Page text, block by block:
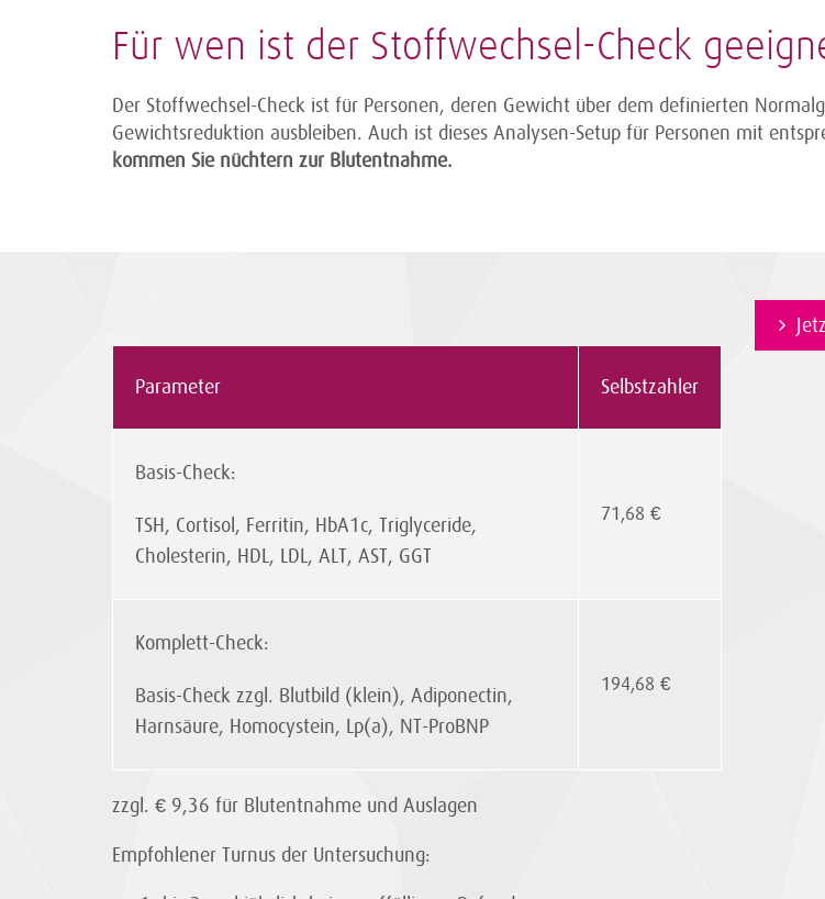
Für wen ist der Stoffwechsel-Check
Der Stoffwechsel-Check ist für Personen, deren Gewicht über dem definierten
Gewichtsreduktion ausbleiben. Auch ist dieses Analysen-Setup für Personen mit
kommen Sie nüchtern zur Blutentnahme.
Parameter Selbstzahler
Basis-Check:
TSH, Cortisol, Ferritin, HbA1c, Triglyceride,
Cholesterin, HDL, LDL, ALT, AST, GGT
71,68 €
Komplett-Check:
Basis-Check zzgl. Blutbild (klein), Adiponectin,
Harnsäure, Homocystein, Lp(a), NT-ProBNP
194,68 €
zzgl. € 9,36 für Blutentnahme und Auslagen
Empfohlener Turnus der Untersuchung: